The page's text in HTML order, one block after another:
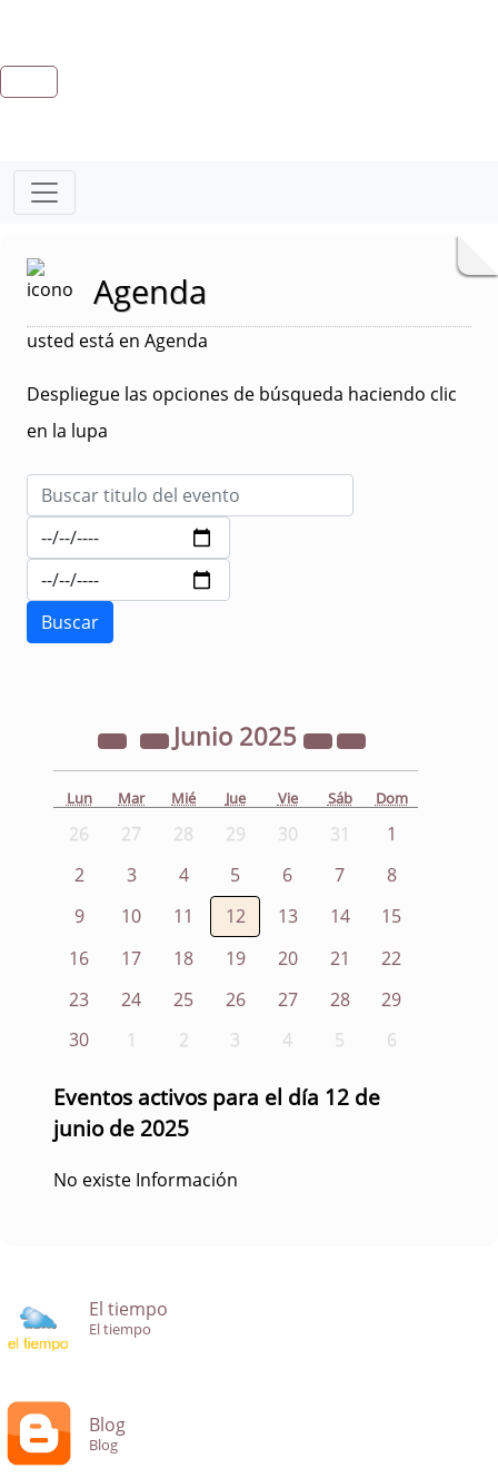
Agenda
usted está en Agenda
Despliegue las opciones de búsqueda haciendo clic
en la lupa
Junio 2025
Lun Mar Mié Jue Vie Sáb Dom
26 27 28 29 30 31
1
2
3 4 5 6 7
8
9
10 11 12 13 14
15
16
17 18 19 20 21
22
23
24 25 26 27 28
29
30
1 2 3 4 5 6
Eventos activos para el día 12 de
junio de 2025
No existe Información
El tiempo
El tiempo
Blog
Blog